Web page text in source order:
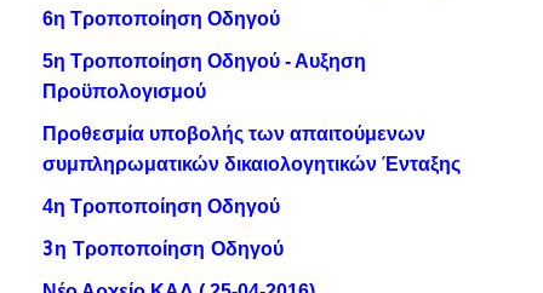
6η Τροποποίηση Οδηγού
5η Τροποποίηση Οδηγού - Αυξηση
Προϋπολογισμού
Προθεσμία υποβολής των απαιτούμενων
συμπληρωματικών δικαιολογητικών Ένταξης
4η Τροποποίηση Οδηγού
3η Τροποποίηση Οδηγού